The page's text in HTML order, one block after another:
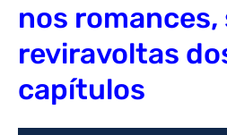
nos romances,
reviravoltas
capítulos